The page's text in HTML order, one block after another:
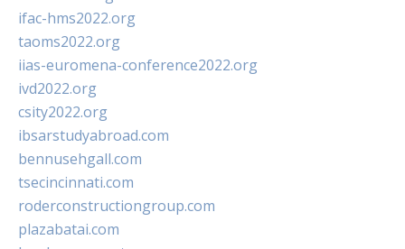
ifac-hms2022.org
taoms2022.org
iias-euromena-conference2022.org
ivd2022.org
csity2022.org
ibsarstudyabroad.com
bennusehgall.com
tsecincinnati.com
roderconstructiongroup.com
plazabatai.com